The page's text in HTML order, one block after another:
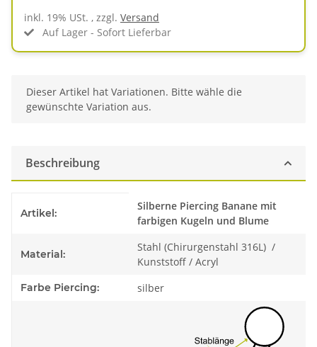
inkl. 19% USt. , zzgl. Versand
Auf Lager - Sofort Lieferbar
x
Dieser Artikel hat Variationen. Bitte wähle die
gewünschte Variation aus.
Beschreibung
Artikel:
Silberne Piercing Banane mit
farbigen Kugeln und Blume
Material:
Stahl (Chirurgenstahl 316L) /
Kunststoff / Acryl
Farbe Piercing: silber